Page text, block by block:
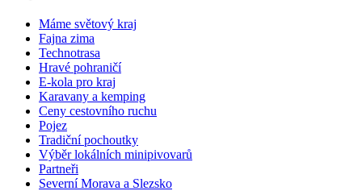
Máme světový kraj
Fajna zima
Technotrasa
Hravé pohraničí
E-kola pro kraj
Karavany a kemping
Ceny cestovního ruchu
Pojez
Tradiční pochoutky
Výběr lokálních minipivovarů
Partneři
Severní Morava a Slezsko